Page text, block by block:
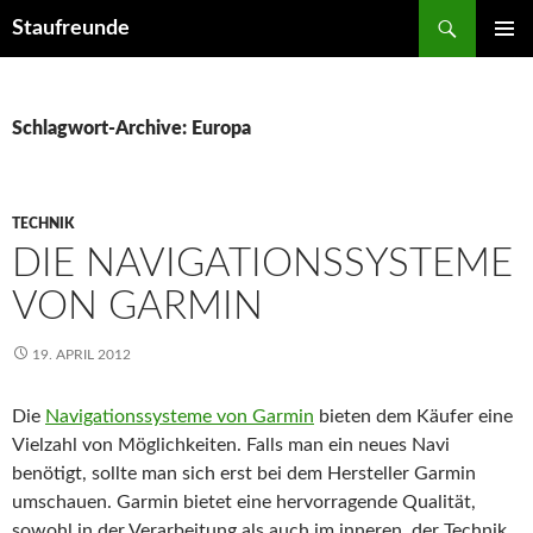
Staufreunde
Schlagwort-Archive: Europa
TECHNIK
DIE NAVIGATIONSSYSTEME
VON GARMIN
19. APRIL 2012
Die Navigationssysteme von Garmin bieten dem Käufer eine
Vielzahl von Möglichkeiten. Falls man ein neues Navi
benötigt, sollte man sich erst bei dem Hersteller Garmin
umschauen. Garmin bietet eine hervorragende Qualität,